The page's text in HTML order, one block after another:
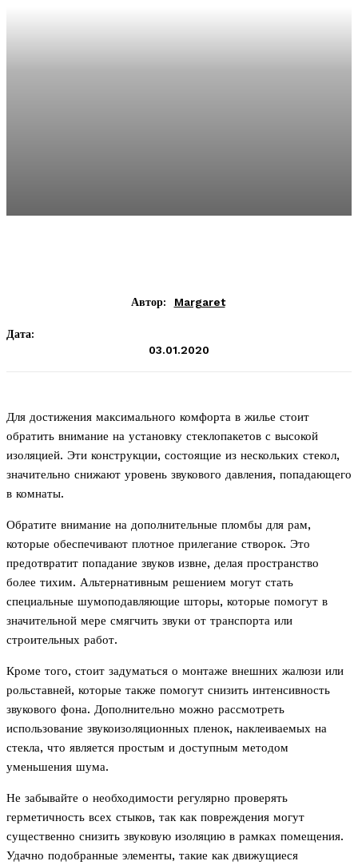
Автор: Margaret
Дата:
03.01.2020
Для достижения максимального комфорта в жилье стоит
обратить внимание на установку стеклопакетов с высокой
изоляцией. Эти конструкции, состоящие из нескольких стекол,
значительно снижают уровень звукового давления, попадающего
в комнаты.
Обратите внимание на дополнительные пломбы для рам,
которые обеспечивают плотное прилегание створок. Это
предотвратит попадание звуков извне, делая пространство
более тихим. Альтернативным решением могут стать
специальные шумоподавляющие шторы, которые помогут в
значительной мере смягчить звуки от транспорта или
строительных работ.
Кроме того, стоит задуматься о монтаже внешних жалюзи или
рольставней, которые также помогут снизить интенсивность
звукового фона. Дополнительно можно рассмотреть
использование звукоизоляционных пленок, наклеиваемых на
стекла, что является простым и доступным методом
уменьшения шума.
Не забывайте о необходимости регулярно проверять
герметичность всех стыков, так как повреждения могут
существенно снизить звуковую изоляцию в рамках помещения.
Удачно подобранные элементы, такие как движущиеся